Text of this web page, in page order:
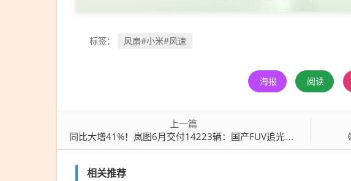
标签： 风扇#小米#风速
海报 阅读
上一篇
同比大增41%！岚图6月交付14223辆：国产FUV追光S即将开启预售
相关推荐